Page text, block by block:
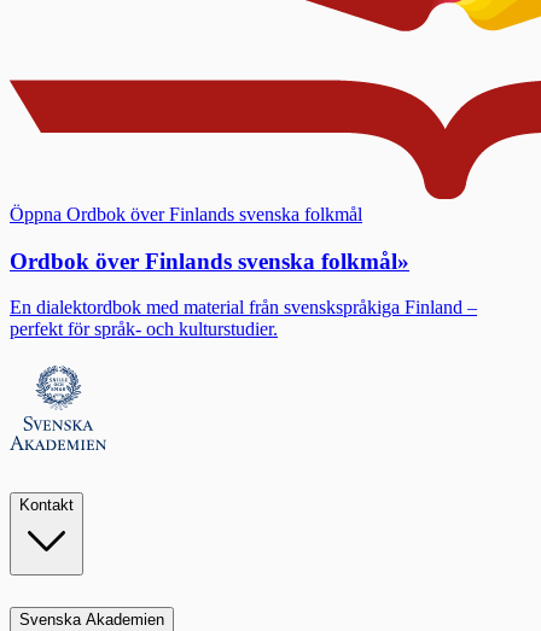
Öppna Ordbok över Finlands svenska folkmål
Ordbok över Finlands svenska folkmål»
En dialektordbok med material från svenskspråkiga Finland –
perfekt för språk- och kulturstudier.
Kontakt
Svenska Akademien